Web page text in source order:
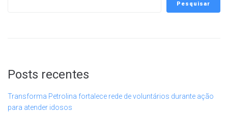
Pesquisar
Posts recentes
Transforma Petrolina fortalece rede de voluntários durante ação
para atender idosos